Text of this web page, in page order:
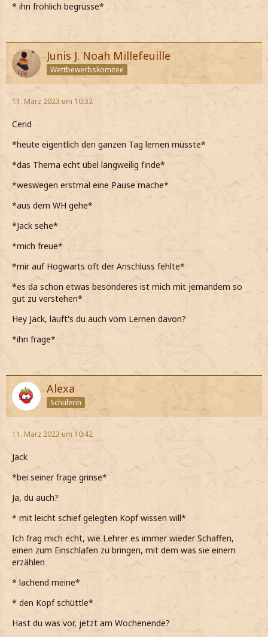
* ihn fröhlich begrüsse*
Junis J. Noah Millefeuille
Wettbewerbskomitee
11. März 2023 um 10:32
Cerid
*heute eigentlich den ganzen Tag lernen müsste*
*das Thema echt übel langweilig finde*
*weswegen erstmal eine Pause mache*
*aus dem WH gehe*
*Jack sehe*
*mich freue*
*mir auf Hogwarts oft der Anschluss fehlte*
*es da schon etwas besonderes ist mich mit jemandem so
gut zu verstehen*
Hey Jack, läuft's du auch vom Lernen davon?
*ihn frage*
Alexa
Schülerin
11. März 2023 um 10:42
Jack
*bei seiner frage grinse*
Ja, du auch?
* mit leicht schief gelegten Kopf wissen will*
Ich frag mich echt, wie Lehrer es immer wieder Schaffen,
einen zum Einschlafen zu bringen, mit dem was sie einem
erzählen
* lachend meine*
* den Kopf schüttle*
Hast du was vor, jetzt am Wochenende?